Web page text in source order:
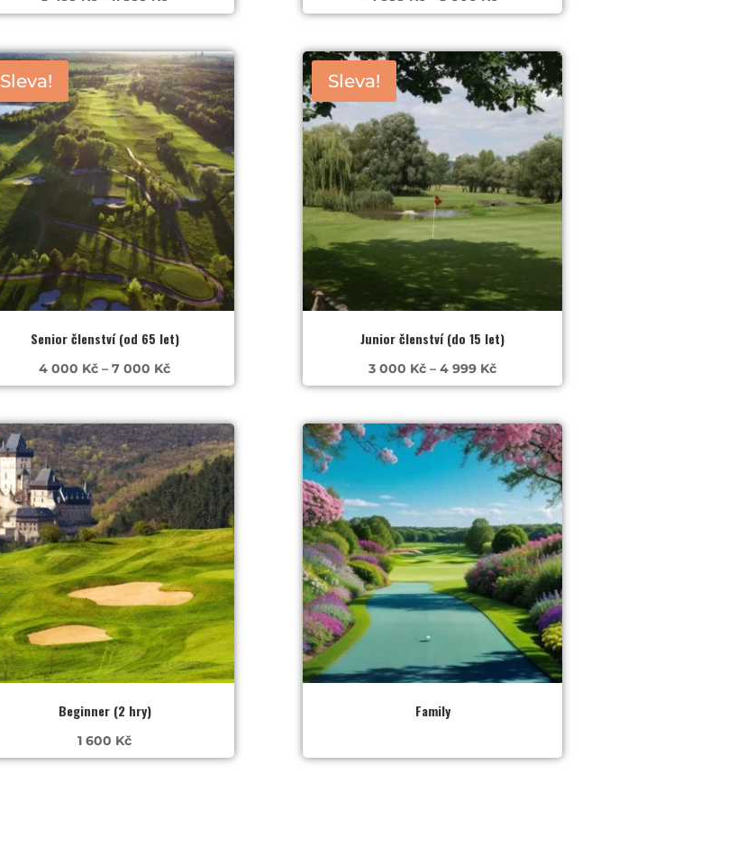
cen:
499 Kč
až
11
999 Kč
cen:
999 Kč
až
8
000 Kč
Sleva!
Senior členství (od 65 let)
4 000 Kč – 7 000 KčRozpětí
cen:
000 Kč
až
7
000 Kč
Sleva!
Junior členství (do 15 let)
3 000 Kč – 4 999 KčRozpětí
cen:
000 Kč
až
4
999 Kč
Beginner (2 hry)
1 600 Kč
Family